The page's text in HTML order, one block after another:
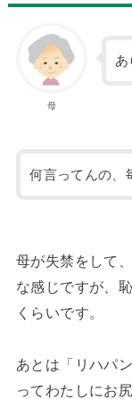
母
あ
何言ってんの、
母が失禁をして
な感じですが、
くらいです。
あとは「リハパ
ってわたしにお